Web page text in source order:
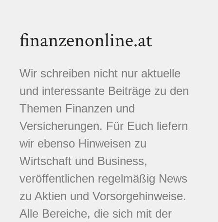
finanzenonline.at
Wir schreiben nicht nur aktuelle
und interessante Beiträge zu den
Themen Finanzen und
Versicherungen. Für Euch liefern
wir ebenso Hinweisen zu
Wirtschaft und Business,
veröffentlichen regelmäßig News
zu Aktien und Vorsorgehinweise.
Alle Bereiche, die sich mit der